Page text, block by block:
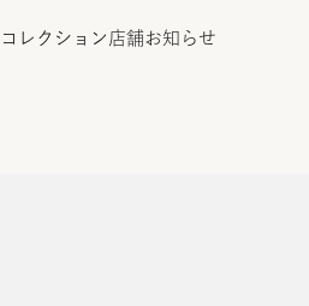
コレクション 店舗お知らせ